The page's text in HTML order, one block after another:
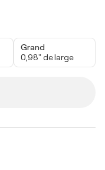
Grand
0,98" de large